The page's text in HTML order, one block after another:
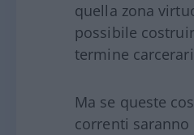
quella zona
possibile
termine
Ma se queste
correnti saranno